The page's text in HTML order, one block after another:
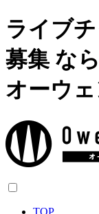
ライブ
募集 な
オーウ
TOP